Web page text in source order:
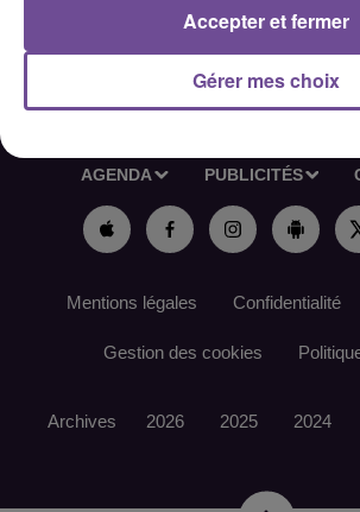
AGENDA PUBLICITÉS
Mentions légales Confidentialité
Gestion des cookies
Archives 2026 2025 2024
Gérer mes choix
Accepter et fermer